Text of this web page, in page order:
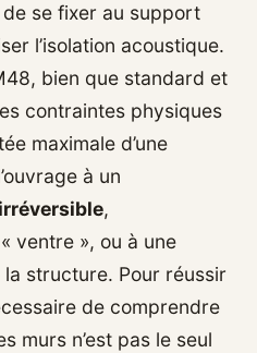
de se fixer au support
l’isolation acoustique.
bien que standard et
contraintes physiques
maximale d’une
à un
,
ventre », ou à une
structure. Pour réussir
de comprendre
murs n’est pas le seul